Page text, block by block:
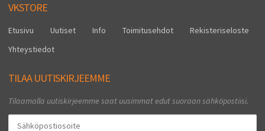
VKSTORE
Etusivu Uutiset Info Toimitusehdot
Rekisteriseloste
Yhteystiedot
TILAA UUTISKIRJEEMME
Tilaamalla uutiskirjeemme saat uusimmat edut suoraan sähköpostiisi.